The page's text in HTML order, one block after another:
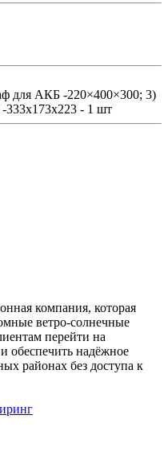
для АКБ -220×400×300; 3)
- 1 шт
компания, которая
ветро‑солнечные
перейти на
обеспечить надёжное
районах без доступа к